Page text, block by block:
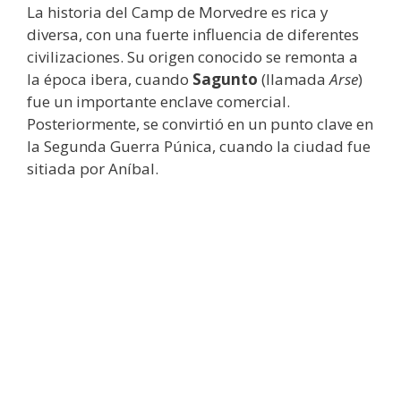
La historia del Camp de Morvedre es rica y
diversa, con una fuerte influencia de diferentes
civilizaciones. Su origen conocido se remonta a
la época ibera, cuando Sagunto (llamadaArse)
fue un importante enclave comercial.
Posteriormente, se convirtió en un punto clave en
la Segunda Guerra Púnica, cuando la ciudad fue
sitiada por Aníbal.